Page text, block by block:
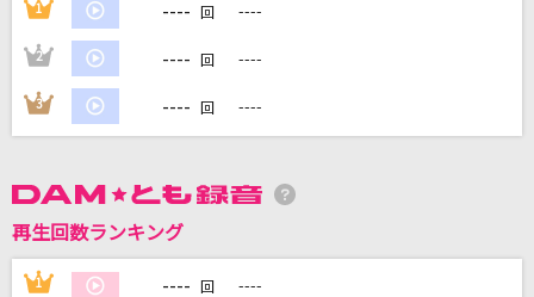
DAMの新曲・ランキングなど
DAMに会員登録・ログインして
カラオケをもっと楽しもう！
1 ---- 回 ----
2 ---- 回 ----
3 ---- 回 ----
再生回数ランキング
1 ---- 回 ----